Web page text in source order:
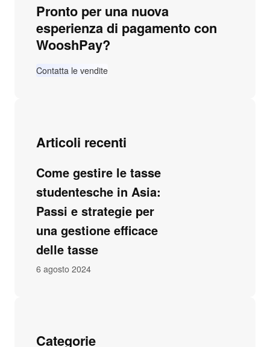
Pronto per una nuova
esperienza di pagamento con
WooshPay?
Contatta le vendite
Articoli recenti
Come gestire le tasse
studentesche in Asia:
Passi e strategie per
una gestione efficace
delle tasse
6 agosto 2024
Categorie